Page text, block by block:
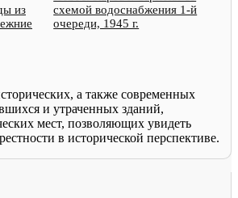
из
схемой водоснабжения 1-й
очереди, 1945 г.
а также современных
и утраченных зданий,
мест, позволяющих увидеть
в исторической перспективе.